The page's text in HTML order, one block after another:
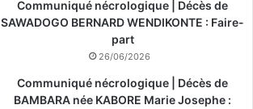
Communiqué nécrologique | Décès de
SAWADOGO BERNARD WENDIKONTE : Faire-
part
26/06/2026
Communiqué nécrologique | Décès de
BAMBARA née KABORE Marie Josephe :